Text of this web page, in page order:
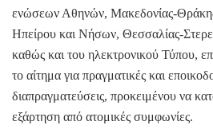
ενώσεων Αθηνών, Μακεδονίας-
Ηπείρου και Νήσων, Θεσσαλίας-
καθώς και του ηλεκτρονικού Τύπου,
το αίτημα για πραγματικές και
διαπραγματεύσεις, προκειμένου να
εξάρτηση από ατομικές συμφωνίες.